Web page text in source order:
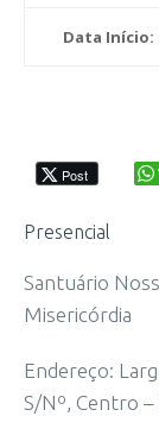
Data Início:
Post
Presencial
Santuário
Misericórdia
Endereço:
S/Nº, Centro –